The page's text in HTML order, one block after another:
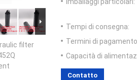
filter
Imballaggi particolari:
Tempi di consegna:
Termini di
Capacità di
Contatto